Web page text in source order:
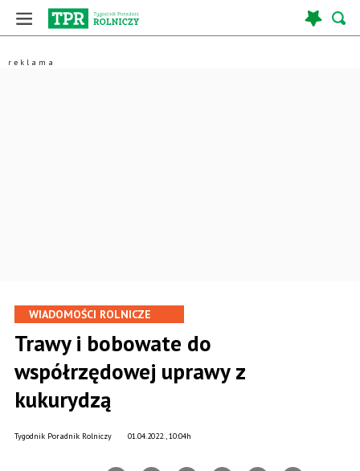
WIADOMOŚCI ROLNICZE
Trawy i bobowate do
współrzędowej uprawy z
kukurydzą
01.04.2022., 10:04h
Tygodnik Poradnik Rolniczy